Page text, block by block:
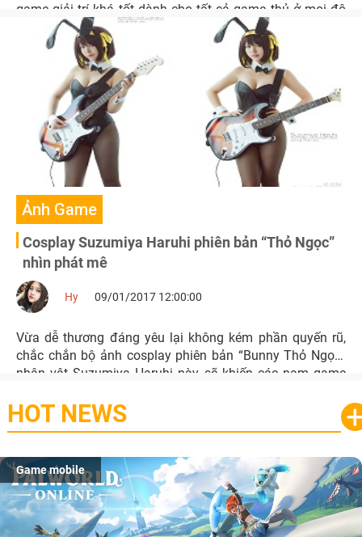
game giải trí khá tốt dành cho tất cả game thủ ở mọi độ
Ảnh Game
Cosplay Suzumiya Haruhi phiên bản “Thỏ Ngọc”
nhìn phát mê
Hy 09/01/2017 12:00:00
Vừa dễ thương đáng yêu lại không kém phần quyến rũ,
chắc chắn bộ ảnh cosplay phiên bản “Bunny Thỏ Ngọc”
nhân vật Suzumiya Haruhi này sẽ khiến các nam game
HOT NEWS
Game mobile